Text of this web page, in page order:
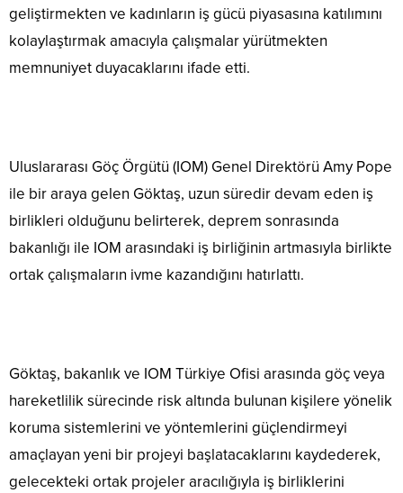
geliştirmekten ve kadınların iş gücü piyasasına katılımını
kolaylaştırmak amacıyla çalışmalar yürütmekten
memnuniyet duyacaklarını ifade etti.
Uluslararası Göç Örgütü (IOM) Genel Direktörü Amy Pope
ile bir araya gelen Göktaş, uzun süredir devam eden iş
birlikleri olduğunu belirterek, deprem sonrasında
bakanlığı ile IOM arasındaki iş birliğinin artmasıyla birlikte
ortak çalışmaların ivme kazandığını hatırlattı.
Göktaş, bakanlık ve IOM Türkiye Ofisi arasında göç veya
hareketlilik sürecinde risk altında bulunan kişilere yönelik
koruma sistemlerini ve yöntemlerini güçlendirmeyi
amaçlayan yeni bir projeyi başlatacaklarını kaydederek,
gelecekteki ortak projeler aracılığıyla iş birliklerini